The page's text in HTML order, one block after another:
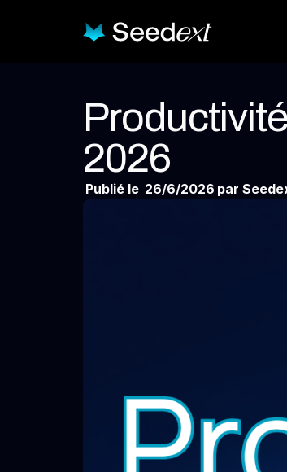
2026
Publié le 26/6/2026 par